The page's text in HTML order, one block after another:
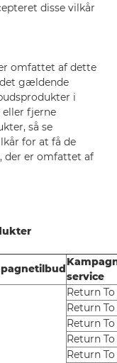
disse vilkår
omfattet af dette
gældende
i
eller fjerne
så se
for at få de
der er omfattet af
service
Return
Return
Return
Return
Return